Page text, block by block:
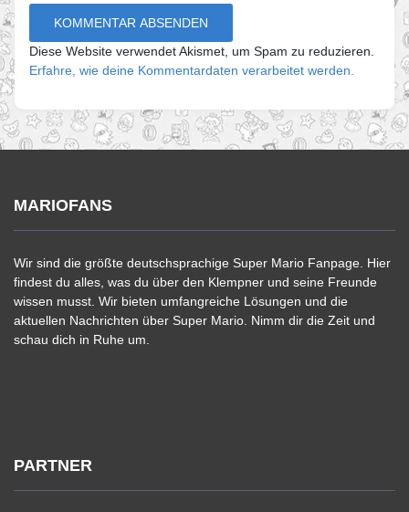
Diese Website verwendet Akismet, um Spam zu reduzieren.
Erfahre, wie deine Kommentardaten verarbeitet werden.
MARIOFANS
Wir sind die größte deutschsprachige Super Mario Fanpage. Hier
findest du alles, was du über den Klempner und seine Freunde
wissen musst. Wir bieten umfangreiche Lösungen und die
aktuellen Nachrichten über Super Mario. Nimm dir die Zeit und
schau dich in Ruhe um.
PARTNER